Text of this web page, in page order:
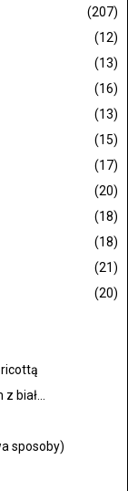
(207)
(12)
(13)
(16)
(13)
(15)
(17)
(20)
(18)
(18)
(21)
(20)
biał...
sposoby)